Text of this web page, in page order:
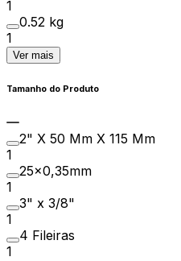
1
0.52 kg
1
Ver mais
Tamanho do Produto
2" X 50 Mm X 115 Mm
1
25x0,35mm
1
3" x 3/8"
1
4 Fileiras
1